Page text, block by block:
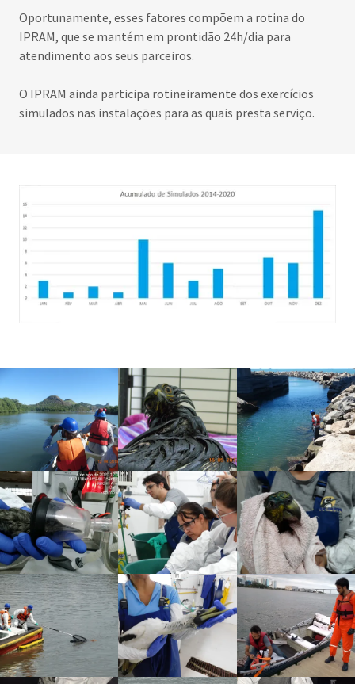
Oportunamente, esses fatores compõem a rotina do
IPRAM, que se mantém em prontidão 24h/dia para
atendimento aos seus parceiros.
O IPRAM ainda participa rotineiramente dos exercícios
simulados nas instalações para as quais presta serviço.